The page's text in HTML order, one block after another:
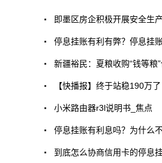
即墨区房企积极开展安全生
停息挂账有利有弊？停息挂
新疆裕民：夏粮收购“钱等粮
【快播报】终于站稳190万了
小米路由器r3l说明书_焦点
停息挂账有利息吗？为什么
到底怎么协商信用卡的停息